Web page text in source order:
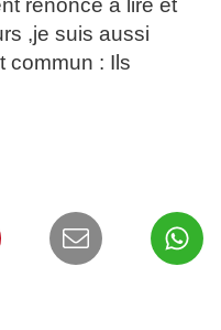
renoncé a lire et
,je suis aussi
commun : Ils